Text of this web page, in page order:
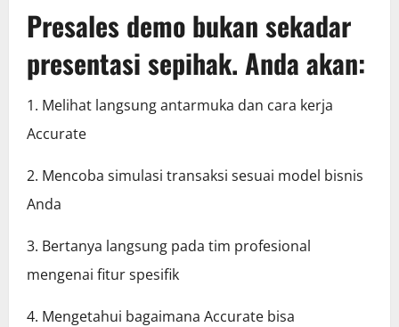
Presales demo bukan sekadar
presentasi sepihak. Anda akan:
1. Melihat langsung antarmuka dan cara kerja
Accurate
2. Mencoba simulasi transaksi sesuai model bisnis
Anda
3. Bertanya langsung pada tim profesional
mengenai fitur spesifik
4. Mengetahui bagaimana Accurate bisa